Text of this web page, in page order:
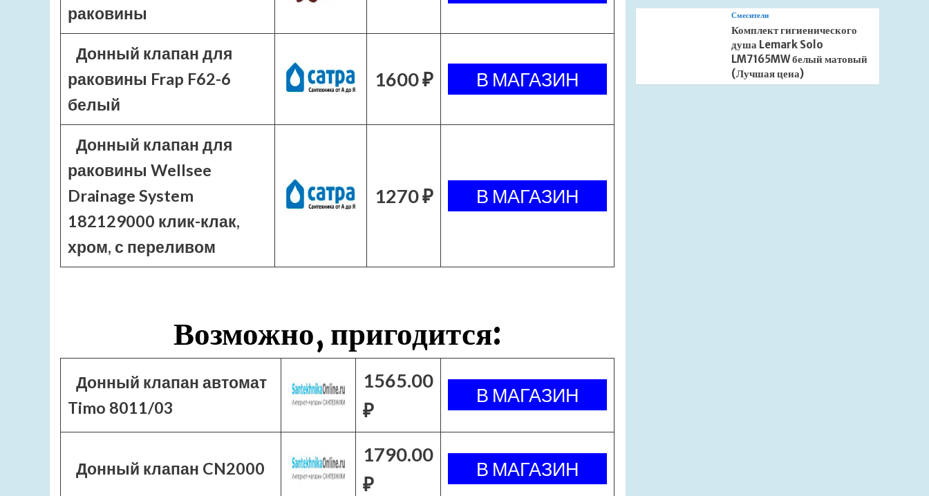
раковины
Донный клапан для
раковины Frap F62-6
белый
1600 ₽
Донный клапан для
раковины Wellsee
Drainage System
182129000 клик-клак,
хром, с переливом
1270 ₽
Возможно, пригодится:
Донный клапан автомат
Timo 8011/03
1565.00
₽
Донный клапан CN2000
1790.00
₽
Смесители
Комплект гигиенического
душа Lemark Solo
LM7165MW белый матовый
(Лучшая цена)